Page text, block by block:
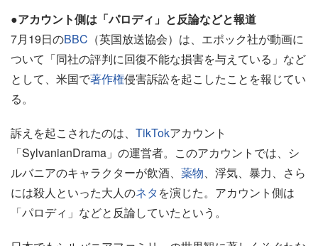
●アカウント側は「パロディ」と反論などと報道
7月19日のBBC （英国放送協会）は、エポック社が動画に
ついて「同社の評判に回復不能な損害を与えている」など
として、米国で著作権侵害訴訟を起こしたことを報じてい
る。
訴えを起こされたのは、 TikTokアカウント
「SylvanianDrama」の運営者。このアカウントでは、シ
ルバニアのキャラクターが飲酒、 薬物、浮気、暴力、さら
には殺人といった大人のネタを演じた。アカウント側は
「パロディ」などと反論していたという。